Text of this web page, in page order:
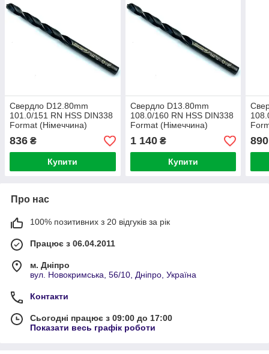
Свердло D12.80mm
101.0/151 RN HSS DIN338
Format (Німеччина)
836 ₴
Купити
Свердло D13.80mm
108.0/160 RN HSS DIN338
Format (Німеччина)
1 140₴
Купити
890
Про нас
100% позитивних з 20 відгуків за рік
Працює з 06.04.2011
м. Дніпро
вул. Новокримська, 56/10, Дніпро, Україна
Контакти
Сьогодні працює з 09:00 до 17:00
Показати весь графік роботи